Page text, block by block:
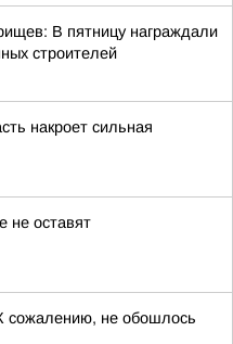
В пятницу награждали
строителей
накроет сильная
не оставят
сожалению, не обошлось